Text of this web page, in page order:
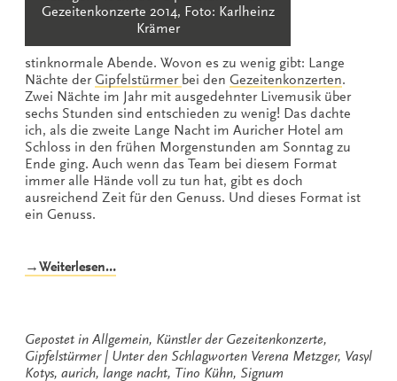
Gezeitenkonzerte 2014, Foto: Karlheinz
Krämer
stinknormale Abende. Wovon es zu wenig gibt: Lange
Nächte derGipfelstürmer bei den Gezeitenkonzerten.
Zwei Nächte im Jahr mit ausgedehnter Livemusik über
sechs Stunden sind entschieden zu wenig! Das dachte
ich, als die zweite Lange Nacht im Auricher Hotel am
Schloss in den frühen Morgenstunden am Sonntag zu
Ende ging. Auch wenn das Team bei diesem Format
immer alle Hände voll zu tun hat, gibt es doch
ausreichend Zeit für den Genuss. Und dieses Format ist
ein Genuss.
→Weiterlesen…„Lebensverlängernde
Gepostet in Allgemein, Künstler der Gezeitenkonzerte,
Gipfelstürmer
Unter den Schlagworten Verena Metzger, Vasyl
Kotys, aurich, lange nacht, Tino Kühn, Signum